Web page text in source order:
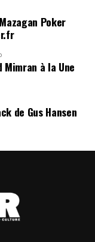
Poker
à la Une
de Gus Hansen